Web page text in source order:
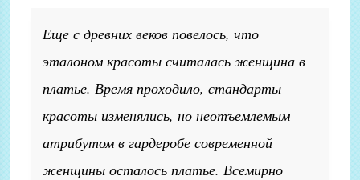
Еще с древних веков повелось, что
эталоном красоты считалась женщина в
платье. Время проходило, стандарты
красоты изменялись, но неотъемлемым
атрибутом в гардеробе современной
женщины осталось платье. Всемирно